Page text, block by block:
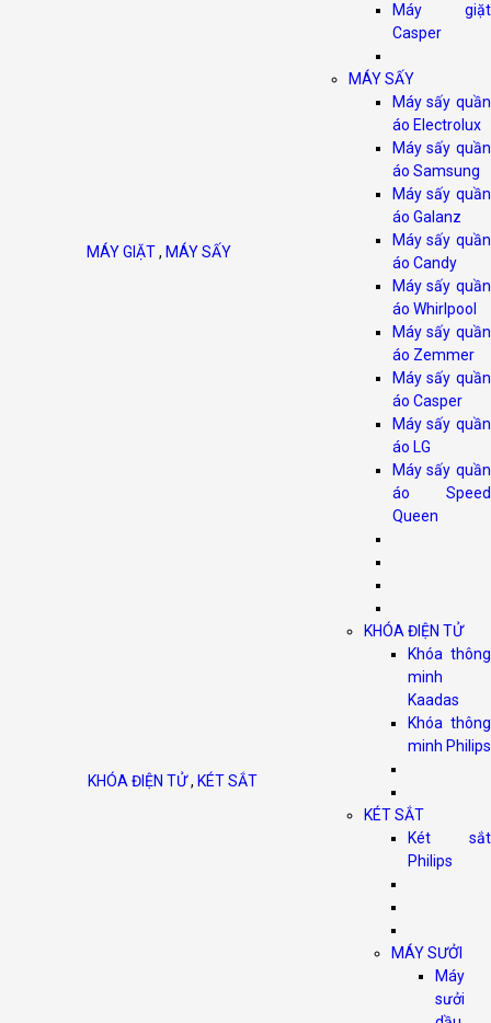
MÁY GIẶT, MÁY SẤY
Máy giặt
Casper
MÁY SẤY
Máy sấy quần
áo Electrolux
Máy sấy quần
áo Samsung
Máy sấy quần
áo Galanz
Máy sấy quần
áo Candy
Máy sấy quần
áo Whirlpool
Máy sấy quần
áo Zemmer
Máy sấy quần
áo Casper
Máy sấy quần
áo LG
Máy sấy quần
áo Speed
Queen
KHÓA ĐIỆN TỬ, KÉT SẮT
KHÓA ĐIỆN TỬ
Khóa thông
minh
Kaadas
Khóa thông
minh Philips
KÉT SẮT
Két sắt
Philips
MÁY SƯỞI
Máy
sưởi